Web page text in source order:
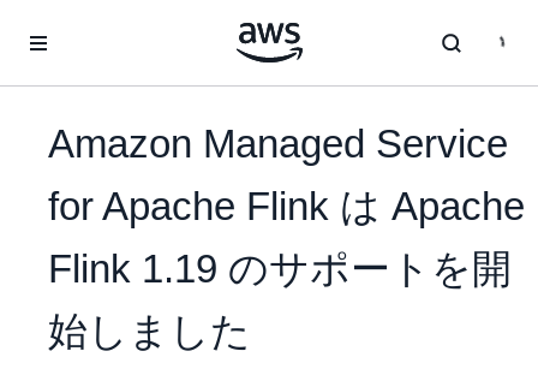
Amazon Managed Service
for Apache Flink は Apache
Flink 1.19 のサポートを開
始しました